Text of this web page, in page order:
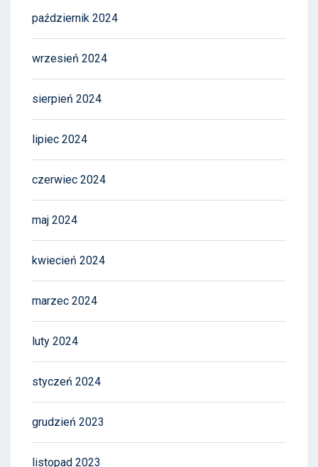
październik 2024
wrzesień 2024
sierpień 2024
lipiec 2024
czerwiec 2024
maj 2024
kwiecień 2024
marzec 2024
luty 2024
styczeń 2024
grudzień 2023
listopad 2023